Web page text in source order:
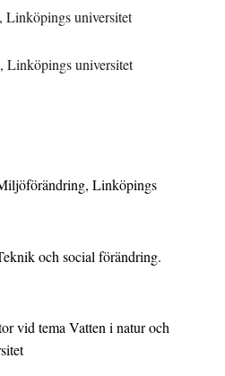
Linköpings universitet
Linköpings universitet
Linköpings
och social förändring.
vid tema Vatten i natur och